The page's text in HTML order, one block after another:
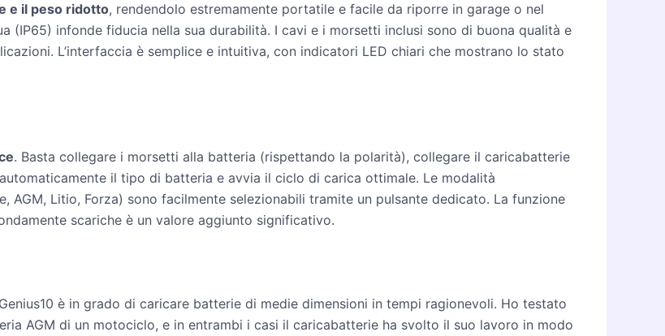
e il peso ridotto, rendendolo estremamente portatile e facile da riporre in garage o nel
(IP65) infonde fiducia nella sua durabilità. I cavi e i morsetti inclusi sono di buona qualità e
L’interfaccia è semplice e intuitiva, con indicatori LED chiari che mostrano lo stato
. Basta collegare i morsetti alla batteria (rispettando la polarità), collegare il caricabatterie
il tipo di batteria e avvia il ciclo di carica ottimale. Le modalità
Litio, Forza) sono facilmente selezionabili tramite un pulsante dedicato. La funzione
scariche è un valore aggiunto significativo.
è in grado di caricare batterie di medie dimensioni in tempi ragionevoli. Ho testato
AGM di un motociclo, e in entrambi i casi il caricabatterie ha svolto il suo lavoro in modo